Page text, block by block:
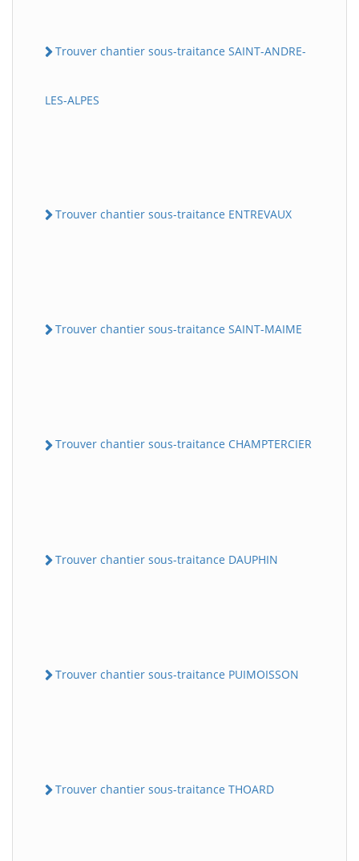
Trouver chantier sous-traitance SAINT-ANDRE-
LES-ALPES
Trouver chantier sous-traitance ENTREVAUX
Trouver chantier sous-traitance SAINT-MAIME
Trouver chantier sous-traitance CHAMPTERCIER
Trouver chantier sous-traitance DAUPHIN
Trouver chantier sous-traitance PUIMOISSON
Trouver chantier sous-traitance THOARD